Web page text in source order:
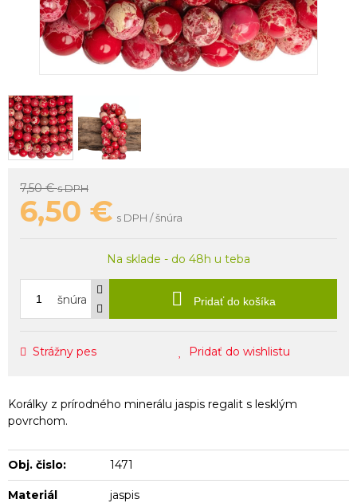
7,50 €s DPH
6,50 € s DPH / šnúra
Na sklade - do 48h u teba
šnúra Pridať do košíka
Strážny pes Pridať do wishlistu
Korálky z prírodného minerálu jaspis regalit s lesklým
povrchom.
Obj. čislo: 1471
Materiál jaspis